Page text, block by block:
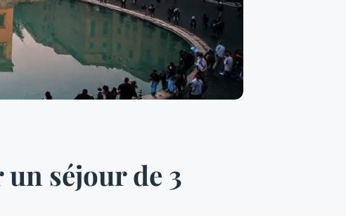
séjour de 3